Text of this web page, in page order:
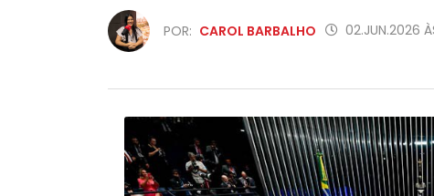
POR: CAROL BARBALHO 02.JUN.2026